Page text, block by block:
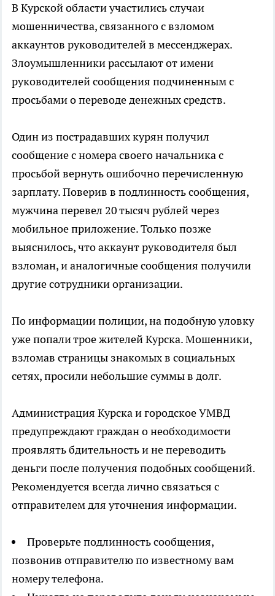
В Курской области участились случаи
мошенничества, связанного с взломом
аккаунтов руководителей в мессенджерах.
Злоумышленники рассылают от имени
руководителей сообщения подчиненным с
просьбами о переводе денежных средств.
Один из пострадавших курян получил
сообщение с номера своего начальника с
просьбой вернуть ошибочно перечисленную
зарплату. Поверив в подлинность сообщения,
мужчина перевел 20 тысяч рублей через
мобильное приложение. Только позже
выяснилось, что аккаунт руководителя был
взломан, и аналогичные сообщения получили
другие сотрудники организации.
По информации полиции, на подобную уловку
уже попали трое жителей Курска. Мошенники,
взломав страницы знакомых в социальных
сетях, просили небольшие суммы в долг.
Администрация Курска и городское УМВД
предупреждают граждан о необходимости
проявлять бдительность и не переводить
деньги после получения подобных сообщений.
Рекомендуется всегда лично связаться с
отправителем для уточнения информации.
Проверьте подлинность сообщения,
позвонив отправителю по известному вам
номеру телефона.